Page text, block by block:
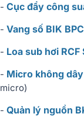
- Cục đẩy công
- Vang số BIK
- Loa sub hơi RCF
- Micro không
micro)
- Quản lý nguồn